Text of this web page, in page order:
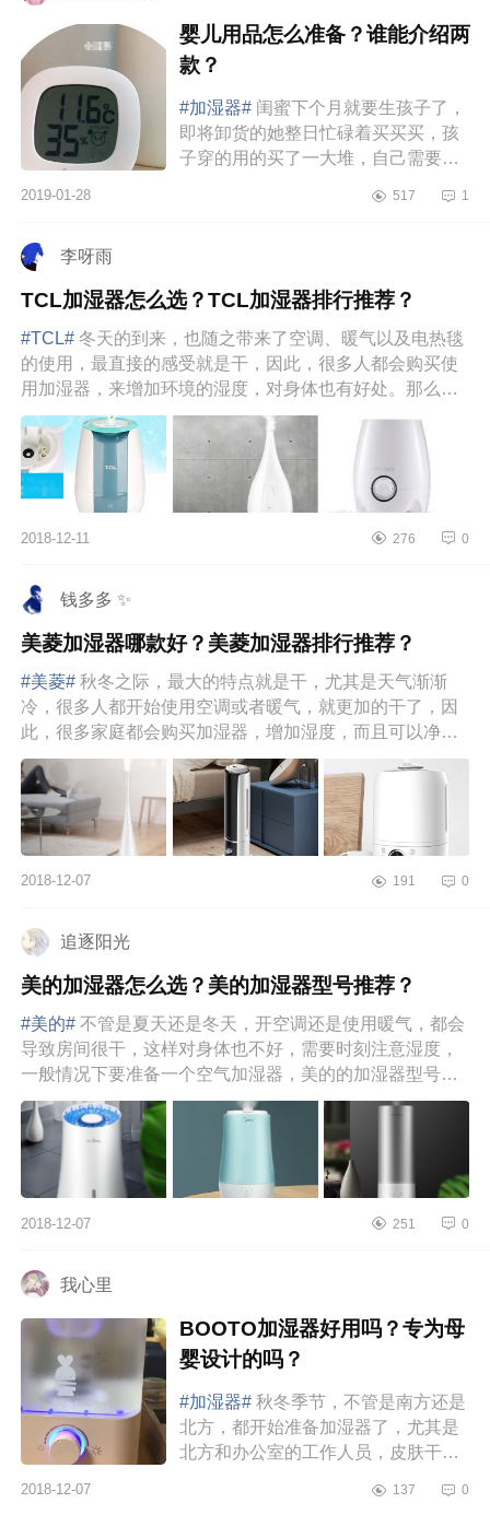
婴儿用品怎么准备？谁能介绍两
款？
#加湿器# 闺蜜下个月就要生孩子了，
即将卸货的她整日忙碌着买买买，孩
子穿的用的买了一大堆，自己需要的
比较丰富，准备的东西也算挺齐全...
2019-01-28 517 1
李呀雨
TCL加湿器怎么选？TCL加湿器排行推荐？
#TCL# 冬天的到来，也随之带来了空调、暖气以及电热毯
的使用，最直接的感受就是干，因此，很多人都会购买使
用加湿器，来增加环境的湿度，对身体也有好处。那么，
那么多品牌的加湿...
2018-12-11 276 0
钱多多 ✨
美菱加湿器哪款好？美菱加湿器排行推荐？
#美菱# 秋冬之际，最大的特点就是干，尤其是天气渐渐
冷，很多人都开始使用空调或者暖气，就更加的干了，因
此，很多家庭都会购买加湿器，增加湿度，而且可以净化
空气。那么，那么多...
2018-12-07 191 0
追逐阳光
美的加湿器怎么选？美的加湿器型号推荐？
#美的# 不管是夏天还是冬天，开空调还是使用暖气，都会
导致房间很干，这样对身体也不好，需要时刻注意湿度，
一般情况下要准备一个空气加湿器，美的的加湿器型号很
多，而且每款都有...
2018-12-07 251 0
我心里
BOOTO加湿器好用吗？专为母
婴设计的吗？
#加湿器# 秋冬季节，不管是南方还是
北方，都开始准备加湿器了，尤其是
北方和办公室的工作人员，皮肤干燥
而言，更需要加湿器。家里的湿度...
2018-12-07 137 0